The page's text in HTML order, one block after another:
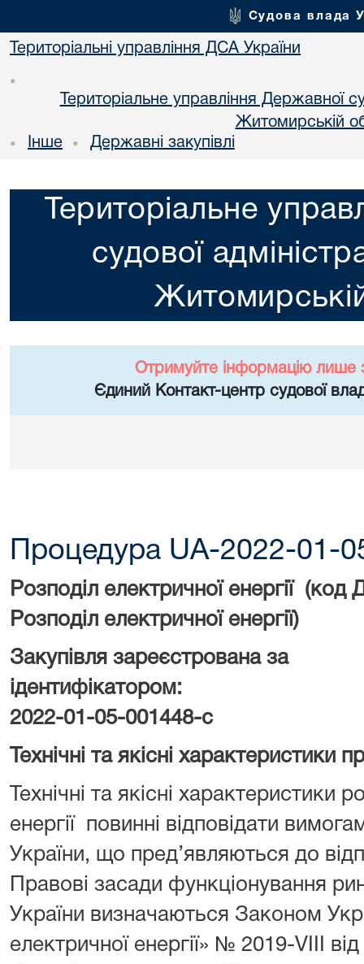
Судова влада
Територіальні управління ДСА України
•
Територіальне управління Державної
Житомирській
• Інше • Державні закупівлі
Територіальне
судової
Отримуйте інформацію лише
Єдиний Контакт-центр судової
Процедура UA-2022-01-
Розподіл електричної енергії
Розподіл електричної енергії)
Закупівля зареєстрована за
ідентифікатором:
2022-01-05-001448-c
Технічні та якісні характеристики
Технічні та якісні характеристики
енергії повинні відповідати
України, що пред’являються до
Правові засади функціонування
України визначаються Законом
електричної енергії» № 2019-VIII